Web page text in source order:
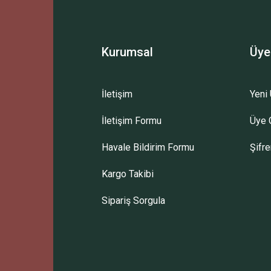
Gönder
Kurumsal
İletişim
İletişim Formu
Havale Bildirim Formu
Kargo Takibi
Sipariş Sorgula
Yeni
Üye